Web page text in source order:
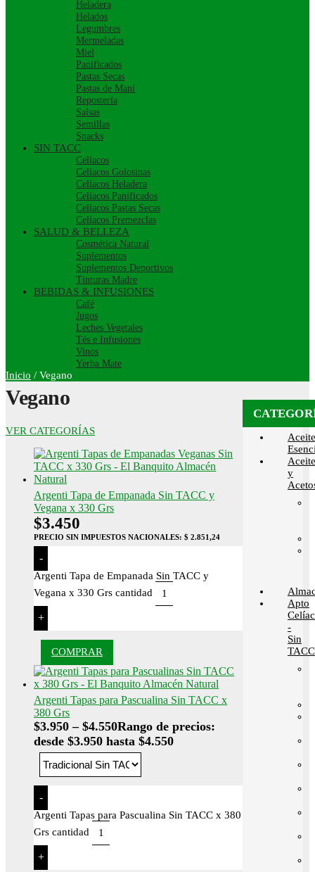
Heladera
Helados
Legumbres
Mermeladas
Miel
Panificados
Pastas Secas
Pastas de Maní
Repostería
Salsas
Semillas
Snacks
SIN TACC
Celíacos
Celíacos Golosinas
Celíacos Heladera
Celíacos Panificados
Celíacos Pastas Secas
Celíacos Premezclas
SALUD & BELLEZA
Cosmética Natural
Suplementos
Suplementos Deportivos
Tinturas Madre
BEBIDAS & INFUSIONES
Café
Jugos
Leches Vegetales
Tés e Infusiones
Vinos
Yerba Mate
Inicio / Vegano
Vegano
VER CATEGORÍAS
Argenti Tapa de Empanada Sin TACC y
Vegana x 330 Grs
$3.450
PRECIO SIN IMPUESTOS NACIONALES: $ 2.851,24
-
Argenti Tapa de Empanada Sin TACC y
Vegana x 330 Grs cantidad
+
COMPRAR
Argenti Tapas para Pascualina Sin TACC x
380 Grs
$3.950 – $4.550Rango de precios:
desde $3.950 hasta $4.550
-
Argenti Tapas para Pascualina Sin TACC x 380
Grs cantidad
+
y
Apto
-
Sin
TACC